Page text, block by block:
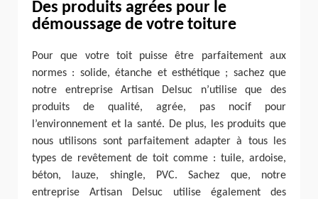
Des produits agrées pour le
démoussage de votre toiture
Pour que votre toit puisse être parfaitement aux
normes : solide, étanche et esthétique ; sachez que
notre entreprise Artisan Delsuc n’utilise que des
produits de qualité, agrée, pas nocif pour
l’environnement et la santé. De plus, les produits que
nous utilisons sont parfaitement adapter à tous les
types de revêtement de toit comme : tuile, ardoise,
béton, lauze, shingle, PVC. Sachez que, notre
entreprise Artisan Delsuc utilise également des